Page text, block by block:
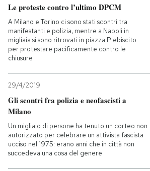
Le proteste contro l’ultimo DPCM
A Milano e Torino ci sono stati scontri tra
manifestanti e polizia, mentre a Napoli in
migliaia si sono ritrovati in piazza Plebiscito
per protestare pacificamente contro le
chiusure
29/4/2019
Gli scontri fra polizia e neofascisti a
Milano
Un migliaio di persone ha tenuto un corteo non
autorizzato per celebrare un attivista fascista
ucciso nel 1975: erano anni che in città non
succedeva una cosa del genere